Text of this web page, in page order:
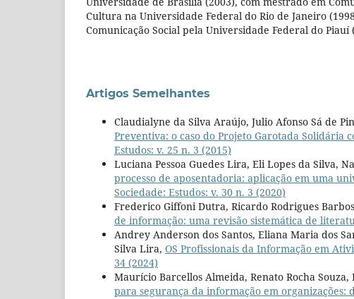
Cultura na Universidade Federal do Rio de Janeiro
Comunicação Social pela Universidade Federal do Piauí
Artigos Semelhantes
Claudialyne da Silva Araújo, Julio Afonso Sá de
Preventiva: o caso do Projeto Garotada Solidária
Estudos: v. 25 n. 3 (2015)
Luciana Pessoa Guedes Lira, Eli Lopes da Silva,
processo de aposentadoria: aplicação em uma
Sociedade: Estudos: v. 30 n. 3 (2020)
Frederico Giffoni Dutra, Ricardo Rodrigues
de informação: uma revisão sistemática de
Andrey Anderson dos Santos, Eliana Maria dos
Silva Lira, OS Profissionais da Informação em
34 (2024)
Maurício Barcellos Almeida, Renato Rocha Souza,
para segurança da informação em organizações: